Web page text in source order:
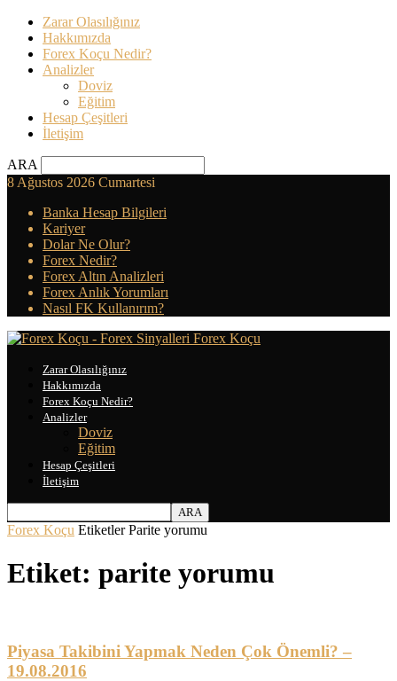
Zarar Olasılığınız
Hakkımızda
Forex Koçu Nedir?
Analizler
Doviz
Eğitim
Hesap Çeşitleri
İletişim
ARA
8 Ağustos 2026 Cumartesi
Banka Hesap Bilgileri
Kariyer
Dolar Ne Olur?
Forex Nedir?
Forex Altın Analizleri
Forex Anlık Yorumları
Nasıl FK Kullanırım?
Forex Koçu
Zarar Olasılığınız
Hakkımızda
Forex Koçu Nedir?
Analizler
Doviz
Eğitim
Hesap Çeşitleri
İletişim
Forex Koçu Etiketler Parite yorumu
Etiket: parite yorumu
Piyasa Takibini Yapmak Neden Çok Önemli? –
19.08.2016